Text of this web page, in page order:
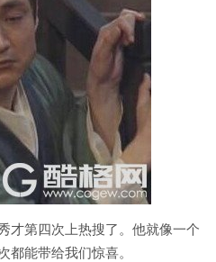
才第四次上热搜了。他就像一个
都能带给我们惊喜。